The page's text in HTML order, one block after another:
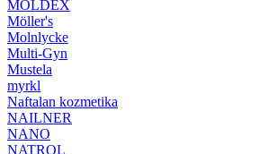
MOLDEX
Möller's
Molnlycke
Multi-Gyn
Mustela
myrkl
Naftalan kozmetika
NAILNER
NANO
NATROL